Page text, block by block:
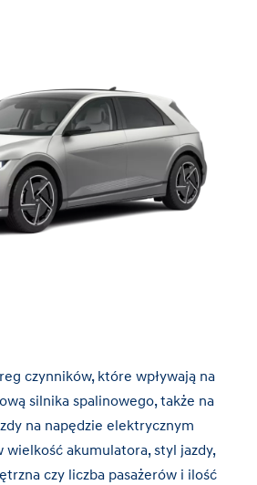
czynników, które wpływają na
silnika spalinowego, także na
na napędzie elektrycznym
wielkość akumulatora, styl jazdy,
czy liczba pasażerów i ilość